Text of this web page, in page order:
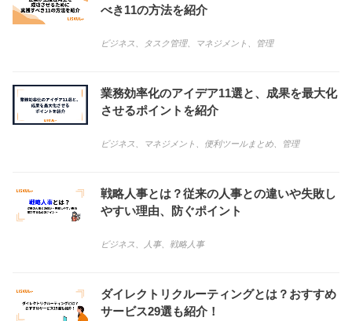
べき11の方法を紹介
ビジネス タスク管理、 マネジメント 管理
業務効率化のアイデア11選と、成果を最大化
させるポイントを紹介
ビジネス マネジメント 便利ツールまとめ 管理
戦略人事とは？従来の人事との違いや失敗し
やすい理由、防ぐポイント
ビジネス 人事、 戦略人事
ダイレクトリクルーティングとは？おすすめ
サービス29選も紹介！